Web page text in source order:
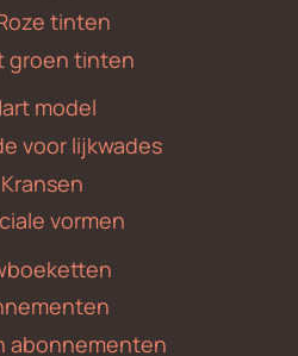
tinten
groen tinten
model
voor lijkwades
Kransen
vormen
abonnementen